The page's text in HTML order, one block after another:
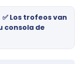
Los trofeos van
consola de